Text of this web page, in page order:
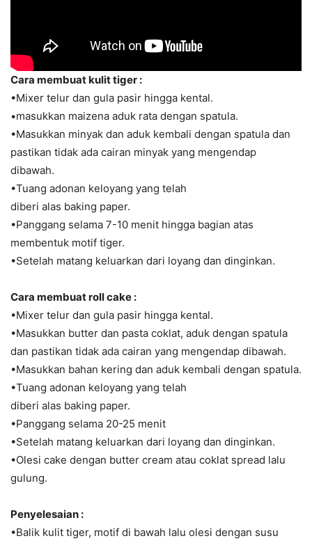
Cara membuat kulit tiger :
•Mixer telur dan gula pasir hingga kental.
•masukkan maizena aduk rata dengan spatula.
•Masukkan minyak dan aduk kembali dengan spatula dan
pastikan tidak ada cairan minyak yang mengendap
dibawah.
•Tuang adonan keloyang yang telah
diberi alas baking paper.
•Panggang selama 7-10 menit hingga bagian atas
membentuk motif tiger.
•Setelah matang keluarkan dari loyang dan dinginkan.
Cara membuat roll cake :
•Mixer telur dan gula pasir hingga kental.
•Masukkan butter dan pasta coklat, aduk dengan spatula
dan pastikan tidak ada cairan yang mengendap dibawah.
•Masukkan bahan kering dan aduk kembali dengan spatula.
•Tuang adonan keloyang yang telah
diberi alas baking paper.
•Panggang selama 20-25 menit
•Setelah matang keluarkan dari loyang dan dinginkan.
•Olesi cake dengan butter cream atau coklat spread lalu
gulung.
Penyelesaian :
•Balik kulit tiger, motif di bawah lalu olesi dengan susu